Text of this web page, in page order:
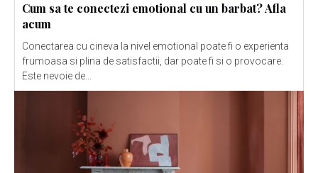
Cum sa te conectezi emotional cu un barbat? Afla
acum
Conectarea cu cineva la nivel emotional poate fi o experienta
frumoasa si plina de satisfactii, dar poate fi si o provocare.
Este nevoie de...